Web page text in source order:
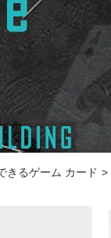
きるゲーム カード >